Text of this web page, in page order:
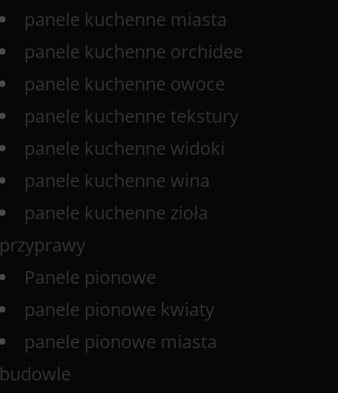
panele kuchenne miasta
panele kuchenne orchidee
panele kuchenne owoce
panele kuchenne tekstury
panele kuchenne widoki
panele kuchenne wina
panele kuchenne zioła
przyprawy
Panele pionowe
panele pionowe kwiaty
panele pionowe miasta
budowle